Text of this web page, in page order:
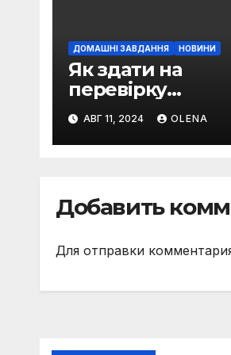
ДОМАШНІ ЗАВДАННЯ НОВИНИ
Як здати на
перевірку
викладачу
виконане вами
домашнє
АВГ 11, 2024 OLENA
Добавить
Для отправки